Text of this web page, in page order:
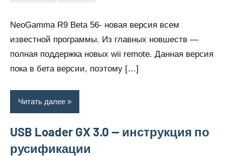
NeoGamma R9 Beta 56- новая версия всем
известной программы. Из главных новшеств —
полная поддержка новых wii remote. Данная версия
пока в бета версии, поэтому […]
Читать далее
USB Loader GX 3.0 — инструкция по
русификации